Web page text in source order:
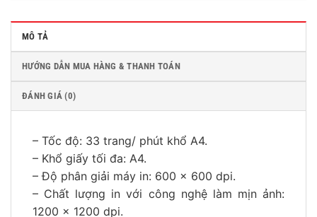
MÔ TẢ
HƯỚNG DẪN MUA HÀNG & THANH TOÁN
ĐÁNH GIÁ (0)
– Tốc độ: 33 trang/ phút khổ A4.
– Khổ giấy tối đa: A4.
– Độ phân giải máy in: 600 x 600 dpi.
– Chất lượng in với công nghệ làm mịn ảnh:
1200 x 1200 dpi.